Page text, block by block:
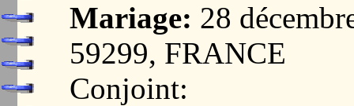
Mariage: 28
59299, FRANCE
Conjoint: